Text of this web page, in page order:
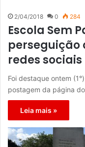
2/04/2018 0 284
Escola Sem
perseguição
redes sociais
Foi destaque ontem
postagem da página
Leia mais »